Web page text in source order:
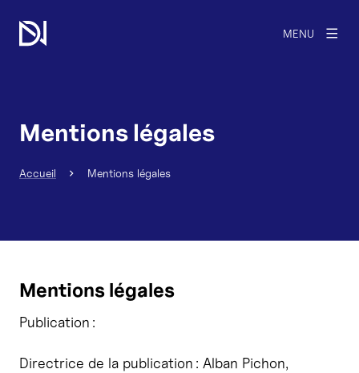
MENU
Mentions légales
Accueil Mentions légales
Mentions légales
Publication :
Directrice de la publication : Alban Pichon,